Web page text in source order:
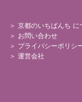
＞ 京都のいちばんち に
＞ お問い合わせ
＞ プライバシーポリシ
＞ 運営会社